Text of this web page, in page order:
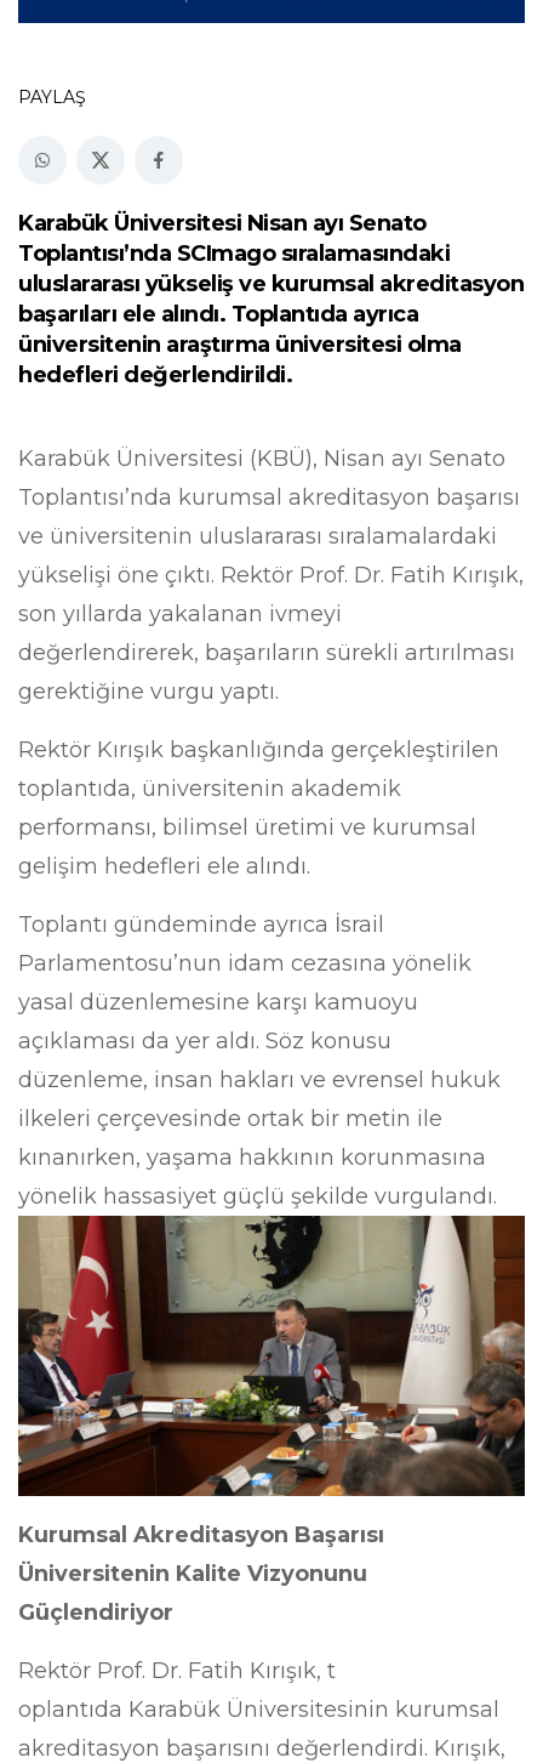
PAYLAŞ
Karabük Üniversitesi Nisan ayı Senato
Toplantısı’nda SCImago sıralamasındaki
uluslararası yükseliş ve kurumsal akreditasyon
başarıları ele alındı. Toplantıda ayrıca
üniversitenin araştırma üniversitesi olma
hedefleri değerlendirildi.
Karabük Üniversitesi (KBÜ), Nisan ayı Senato
Toplantısı’nda kurumsal akreditasyon başarısı
ve üniversitenin uluslararası sıralamalardaki
yükselişi öne çıktı. Rektör Prof. Dr. Fatih Kırışık,
son yıllarda yakalanan ivmeyi
değerlendirerek, başarıların sürekli artırılması
gerektiğine vurgu yaptı.
Rektör Kırışık başkanlığında gerçekleştirilen
toplantıda, üniversitenin akademik
performansı, bilimsel üretimi ve kurumsal
gelişim hedefleri ele alındı.
Toplantı gündeminde ayrıca İsrail
Parlamentosu’nun idam cezasına yönelik
yasal düzenlemesine karşı kamuoyu
açıklaması da yer aldı. Söz konusu
düzenleme, insan hakları ve evrensel hukuk
ilkeleri çerçevesinde ortak bir metin ile
kınanırken, yaşama hakkının korunmasına
yönelik hassasiyet güçlü şekilde vurgulandı.
Kurumsal Akreditasyon Başarısı
Üniversitenin Kalite Vizyonunu
Güçlendiriyor
Rektör Prof. Dr. Fatih Kırışık, t
oplantıda Karabük Üniversitesinin kurumsal
akreditasyon başarısını değerlendirdi. Kırışık,